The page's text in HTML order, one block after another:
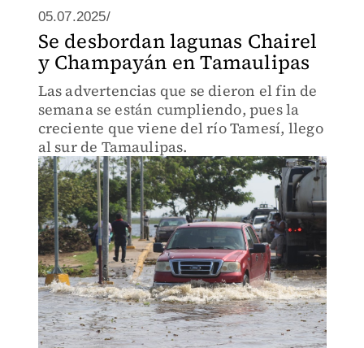
05.07.2025/
Se desbordan lagunas Chairel
y Champayán en Tamaulipas
Las advertencias que se dieron el fin de
semana se están cumpliendo, pues la
creciente que viene del río Tamesí, llego
al sur de Tamaulipas.